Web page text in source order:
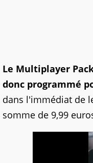
Le Multiplayer
donc programmé
dans l'immédiat de
somme de 9,99